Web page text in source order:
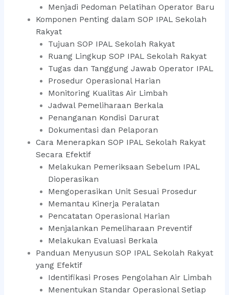
Menjadi Pedoman Pelatihan Operator Baru
Komponen Penting dalam SOP IPAL Sekolah
Rakyat
Tujuan SOP IPAL Sekolah Rakyat
Ruang Lingkup SOP IPAL Sekolah Rakyat
Tugas dan Tanggung Jawab Operator IPAL
Prosedur Operasional Harian
Monitoring Kualitas Air Limbah
Jadwal Pemeliharaan Berkala
Penanganan Kondisi Darurat
Dokumentasi dan Pelaporan
Cara Menerapkan SOP IPAL Sekolah Rakyat
Secara Efektif
Melakukan Pemeriksaan Sebelum IPAL
Dioperasikan
Mengoperasikan Unit Sesuai Prosedur
Memantau Kinerja Peralatan
Pencatatan Operasional Harian
Menjalankan Pemeliharaan Preventif
Melakukan Evaluasi Berkala
Panduan Menyusun SOP IPAL Sekolah Rakyat
yang Efektif
Identifikasi Proses Pengolahan Air Limbah
Menentukan Standar Operasional Setiap